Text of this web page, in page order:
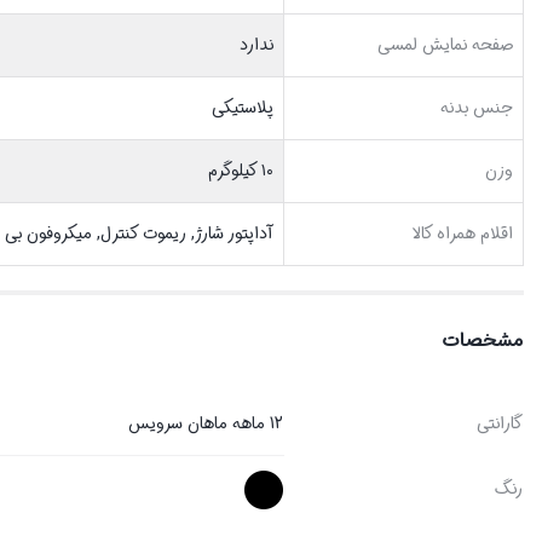
صفحه نمايش لمسي ندارد
جنس بدنه پلاستيکي
وزن ۱۰ کیلوگرم
اقلام همراه کالا آداپتور شارژ, ریموت کنترل, میکروفون
مشخصات
گارانتی 12 ماهه ماهان سرویس
رنگ